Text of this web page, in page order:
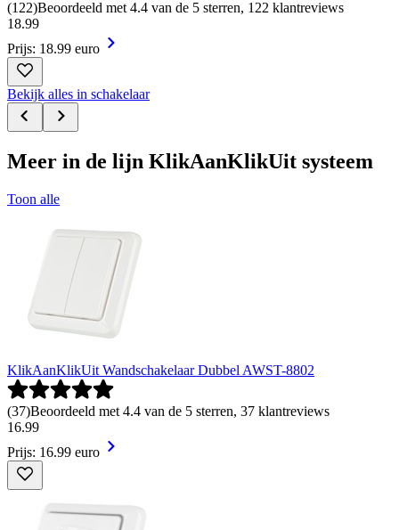
(122)Beoordeeld met 4.4 van de 5 sterren, 122 klantreviews
18.99
Prijs: 18.99 euro
Bekijk alles in schakelaar
Meer in de lijn KlikAanKlikUit systeem
Toon alle
KlikAanKlikUit Wandschakelaar Dubbel AWST-8802
(37)Beoordeeld met 4.4 van de 5 sterren, 37 klantreviews
16.99
Prijs: 16.99 euro